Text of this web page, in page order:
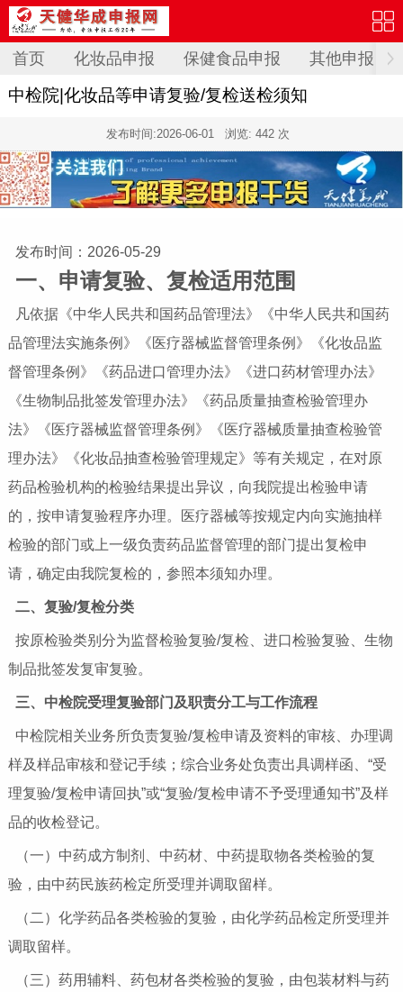
首页 化妆品申报 保健食品申报 其他申报
中检院|化妆品等申请复验/复检送检须知
发布时间:2026-06-01 浏览: 442 次
发布时间：2026-05-29
一、申请复验、复检适用范围
凡依据《中华人民共和国药品管理法》《中华人民共和国药
品管理法实施条例》《医疗器械监督管理条例》《化妆品监
督管理条例》《药品进口管理办法》《进口药材管理办法》
《生物制品批签发管理办法》《药品质量抽查检验管理办
法》《医疗器械监督管理条例》《医疗器械质量抽查检验管
理办法》《化妆品抽查检验管理规定》等有关规定，在对原
药品检验机构的检验结果提出异议，向我院提出检验申请
的，按申请复验程序办理。医疗器械等按规定内向实施抽样
检验的部门或上一级负责药品监督管理的部门提出复检申
请，确定由我院复检的，参照本须知办理。
二、复验/复检分类
按原检验类别分为监督检验复验/复检、进口检验复验、生物
制品批签发复审复验。
三、中检院受理复验部门及职责分工与工作流程
中检院相关业务所负责复验/复检申请及资料的审核、办理调
样及样品审核和登记手续；综合业务处负责出具调样函、“受
理复验/复检申请回执”或“复验/复检申请不予受理通知书”及样
品的收检登记。
（一）中药成方制剂、中药材、中药提取物各类检验的复
验，由中药民族药检定所受理并调取留样。
（二）化学药品各类检验的复验，由化学药品检定所受理并
调取留样。
（三）药用辅料、药包材各类检验的复验，由包装材料与药